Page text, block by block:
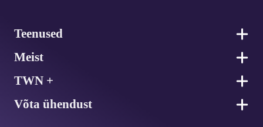
Teenused
Meist
TWN +
Võta ühendust